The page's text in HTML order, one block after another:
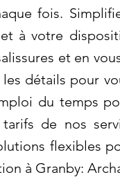
fois.
à votre
et en
détails pour
du temps
de nos
flexibles
à Granby: